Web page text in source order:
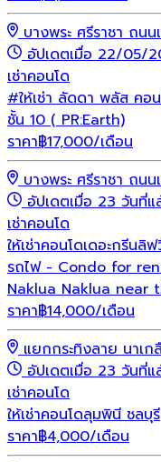
บางพระ ศรีราชา ถน
อัปเดตเมื่อ 22/05/
เช่าคอนโด
#ให้เช่า ลัดดา พลัส คอ
ชั้น 10 ( PR:Earth)
ราคา฿17,000/เดือน
บางพระ ศรีราชา ถน
อัปเดตเมื่อ 23 วันที่แ
เช่าคอนโด
ให้เช่าคอนโดเดอะกรีน
รถไฟ - Condo for
Naklua Naklua near
ราคา฿14,000/เดือน
แยกกระทิงลาย นาเก
อัปเดตเมื่อ 23 วันที่แ
เช่าคอนโด
ให้เช่าคอนโดลุมพินี ชลบุรี
ราคา฿4,000/เดือน